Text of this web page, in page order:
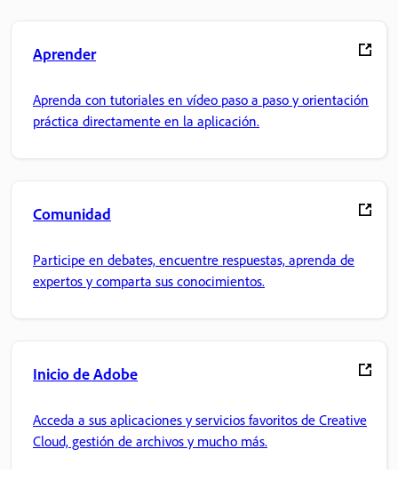
Aprender
Aprenda con tutoriales en vídeo paso a paso y orientación
práctica directamente en la aplicación.
Comunidad
Participe en debates, encuentre respuestas, aprenda de
expertos y comparta sus conocimientos.
Inicio de Adobe
Acceda a sus aplicaciones y servicios favoritos de Creative
Cloud, gestión de archivos y mucho más.